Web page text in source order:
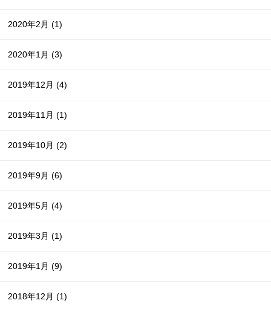
2020年2月(1)
2020年1月(3)
2019年12月(4)
2019年11月(1)
2019年10月(2)
2019年9月(6)
2019年5月(4)
2019年3月(1)
2019年1月(9)
2018年12月(1)